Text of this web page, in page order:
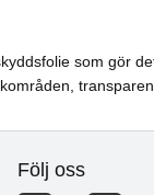
som gör
Följ oss